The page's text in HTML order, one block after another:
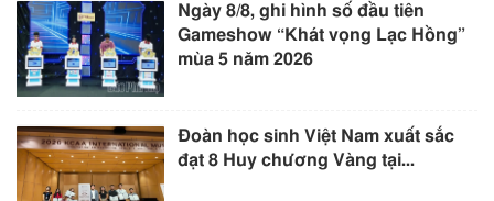
Ngày 8/8, ghi hình số đầu tiên
Gameshow “Khát vọng Lạc Hồng”
mùa 5 năm 2026
Đoàn học sinh Việt Nam xuất sắc
đạt 8 Huy chương Vàng tại...